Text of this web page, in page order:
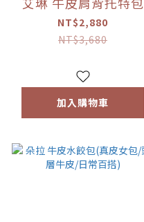
NT$2,880
NT$3,680
加入購物車